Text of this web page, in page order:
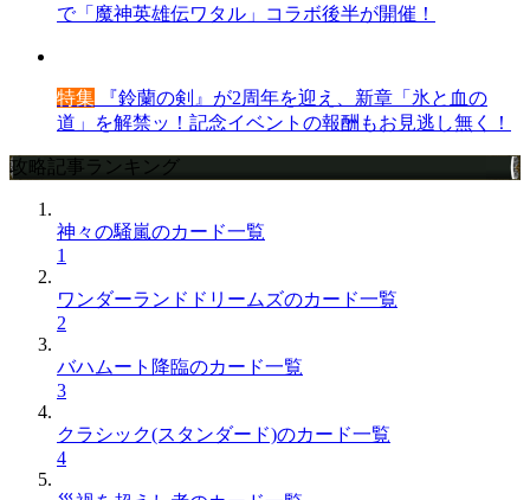
で「魔神英雄伝ワタル」コラボ後半が開催！
特集 『鈴蘭の剣』が2周年を迎え、新章「氷と血の
道」を解禁ッ！記念イベントの報酬もお見逃し無く！
攻略記事ランキング
神々の騒嵐のカード一覧
1
ワンダーランドドリームズのカード一覧
2
バハムート降臨のカード一覧
3
クラシック(スタンダード)のカード一覧
4